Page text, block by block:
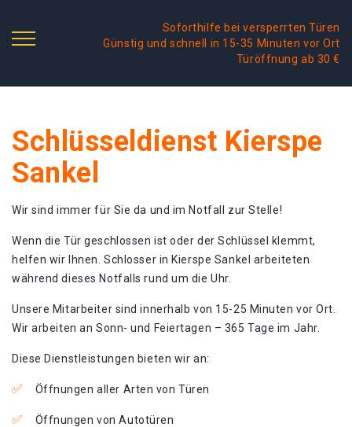
Soforthilfe bei versperrten Türen
Günstig und schnell in 15-35 Minuten vor Ort
Türöffnung ab 30 €
Schlüsseldienst Kierspe
Sankel
Wir sind immer für Sie da und im Notfall zur Stelle!
Wenn die Tür geschlossen ist oder der Schlüssel klemmt,
helfen wir Ihnen. Schlosser in Kierspe Sankel arbeiteten
während dieses Notfalls rund um die Uhr.
Unsere Mitarbeiter sind innerhalb von 15-25 Minuten vor Ort.
Wir arbeiten an Sonn- und Feiertagen – 365 Tage im Jahr.
Diese Dienstleistungen bieten wir an:
Öffnungen aller Arten von Türen
Öffnungen von Autotüren